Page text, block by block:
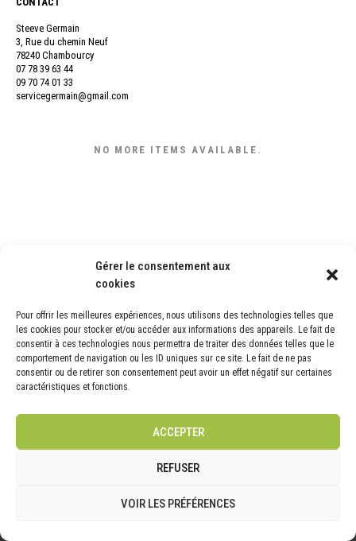
Gérer le consentement aux
cookies
Pour offrir les meilleures expériences, nous utilisons des technologies telles que
les cookies pour stocker et/ou accéder aux informations des appareils. Le fait de
consentir à ces technologies nous permettra de traiter des données telles que le
comportement de navigation ou les ID uniques sur ce site. Le fait de ne pas
consentir ou de retirer son consentement peut avoir un effet négatif sur certaines
caractéristiques et fonctions.
ACCEPTER
REFUSER
VOIR LES PRÉFÉRENCES
Steeve Germain
3, Rue du chemin Neuf
78240 Chambourcy
07 78 39 63 44
09 70 74 01 33
servicegermain@gmail.com
NO MORE ITEMS AVAILABLE.
NOS DERNIÈRES ACTUALITÉS
Nos Avis Clients
Et Toujours -20 % De Réduction En Ce Moment !
Nouvelle Vidéo | TikTok
Témoignages Clients | Mise À Jour Juin 2025